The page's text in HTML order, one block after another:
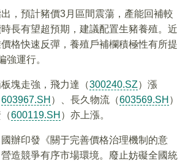
，預計豬價3月區間震蕩，產能回補較
長有望超預期，建議配置生豬養殖。近
格快速反彈，養殖戶補欄積極性有所提
強運行。
塊走強，飛力達（300240.SZ）漲
603967.SH ）、長久物流（603569.SH ）
600119.SH ）亦上漲。
辦印發《關于完善價格治理機制的意
造競爭有序市場環境。廢止妨礙全國統